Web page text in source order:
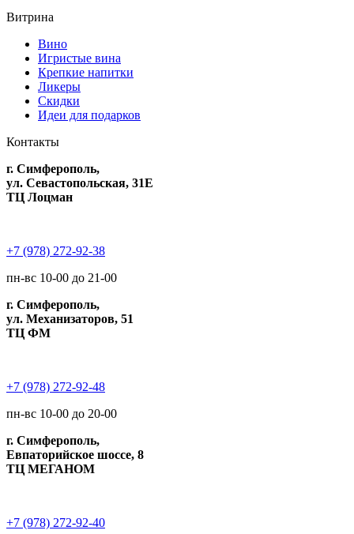
Витрина
Вино
Игристые вина
Крепкие напитки
Ликеры
Скидки
Идеи для подарков
Контакты
г. Симферополь,
ул. Севастопольская, 31Е
ТЦ Лоцман
+7 (978) 272-92-38
пн-вс 10-00 до 21-00
г. Симферополь,
ул. Механизаторов, 51
ТЦ ФМ
+7 (978) 272-92-48
пн-вс 10-00 до 20-00
г. Симферополь,
Евпаторийское шоссе, 8
ТЦ МЕГАНОМ
+7 (978) 272-92-40